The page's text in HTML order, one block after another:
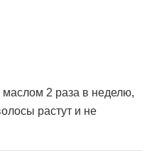
2 раза в неделю,
растут и не